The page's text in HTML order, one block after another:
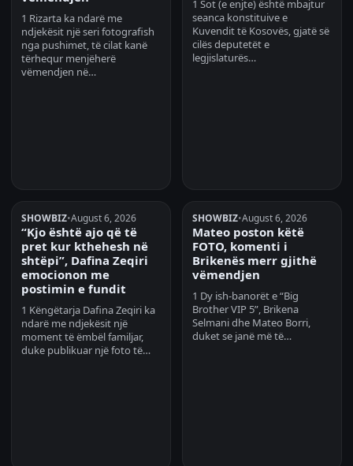
1 Rizarta ka ndarë me
ndjekësit një seri fotografish
nga pushimet, të cilat kanë
tërhequr menjëherë
vëmendjen në…
1 Sot (e enjte) është mbajtur
seanca konstituive e
Kuvendit të Kosovës, gjatë së
cilës deputetët e
legjislaturës…
SHOWBIZ•August 6, 2026
“Kjo është ajo që të
pret kur kthehesh në
shtëpi”, Dafina Zeqiri
emocionon me
postimin e fundit
1 Këngëtarja Dafina Zeqiri ka
ndarë me ndjekësit një
moment të ëmbël familjar,
duke publikuar një foto të…
SHOWBIZ•August 6, 2026
Mateo poston këtë
FOTO, komenti i
Brikenës merr gjithë
vëmendjen
1 Dy ish-banorët e “Big
Brother VIP 5”, Brikena
Selmani dhe Mateo Borri,
duket se janë më të…